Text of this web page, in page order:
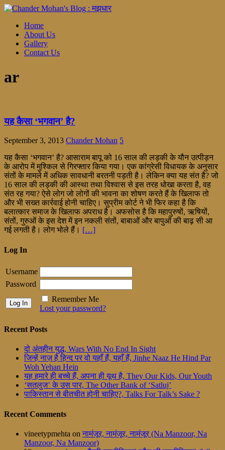
Home
About Us
Gallery
Contact Us
ar
यह कैसा ‘भगवान’ है?
September 3, 2013 Chander Mohan 5
यह कैसा ‘भगवान’ है? आसाराम बापू को 16 साल की लड़की के यौन उत्पीड़न
के आरोप में मुश्किल से गिरफ्तार किया गया। एक कांग्रेसी विधायक के अनुसार
संतों के मामले में अधिक सावधानी बरतनी पड़ती है। लेकिन क्या यह संत है? जो
16 साल की लड़की की आस्था तथा विश्वास से इस तरह धोखा करता है, वह
संत रह गया? ऐसे लोग जो लोगों की भावना का शोषण करते हैं के खिलाफ तो
और भी सख्त कार्रवाई होनी चाहिए। सुप्रीम कोर्ट ने भी फिर कहा है कि
बलात्कार समाज के खिलाफ अपराध है। अफसोस है कि महापुरुषों, ऋषियों,
संतों, गुरुओं के इस देश में इन नकली संतों, बाबाओं और बापुओं की बाढ़ सी आ
गई लगती है। लोग भोले हैं। […]
Log In
Username
Password
Remember Me
Lost your password?
Recent Posts
दो अंतहीन युद्ध, Wars With No End In Sight
जिन्हें नाज़ है हिन्द पर वो यहाँ हैं, यहाँ हैं, Jinhe Naaz He Hind Par
Woh Yehan Hein
यह हमारे ही बच्चे हैं, अपना ही यूथ है, They Our Kids, Our Youth
‘सतलुज’ के उस पार, The Other Bank of ‘Satluj’
पाकिस्तान से बीतचीत होनी चाहिए?, Talks For Talk’s Sake ?
Recent Comments
vineetypmehta on नामंजूर, नामंजूर, नामंजूर (Na Manzoor, Na
Manzoor, Na Manzoor)